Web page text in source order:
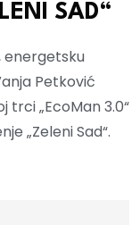
SAD“
energetsku
Petković
„EcoMan 3.0“
„Zeleni Sad“.